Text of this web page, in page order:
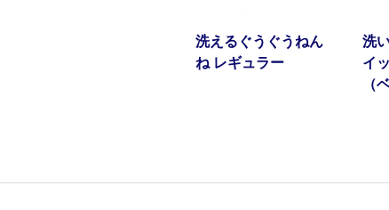
洗えるぐうぐうねん
ね レギュラー
洗
イ
（